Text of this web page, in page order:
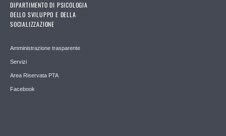
DIPARTIMENTO DI PSICOLOGIA
DELLO SVILUPPO E DELLA
SOCIALIZZAZIONE
Amministrazione trasparente
Servizi
Area Riservata PTA
Facebook